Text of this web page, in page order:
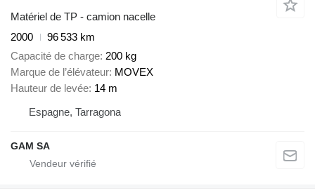
Matériel de TP - camion nacelle
2000
96 533 km
Capacité de charge 200 kg
Marque de l’élévateur MOVEX
Hauteur de levée 14 m
Espagne, Tarragona
GAM SA